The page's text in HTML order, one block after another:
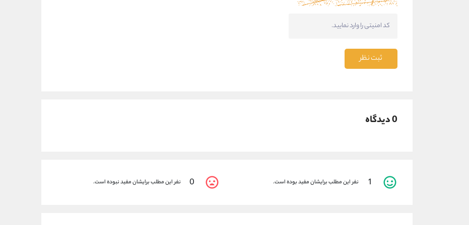
ثبت نظر
0 دیدگاه
1 نفر این مطلب برایشان مفید بوده است. 0 نفر این مطلب برایشان مفید نبوده است.